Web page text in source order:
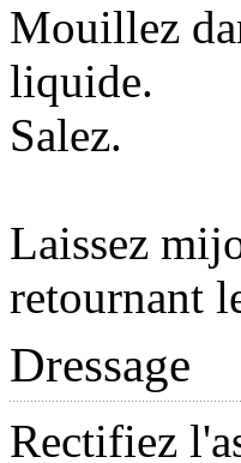
Mouillez
liquide.
Salez.
Laissez
retournant
Dressage
Rectifiez